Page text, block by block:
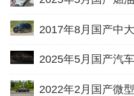
2022年2月国产微